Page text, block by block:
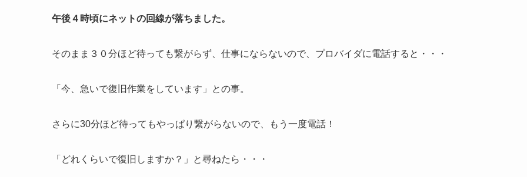
午後４時頃にネットの回線が落ちました。
そのまま３０分ほど待っても繋がらず、仕事にならないので、プロバイダに電話すると・・・
「今、急いで復旧作業をしています」との事。
さらに30分ほど待ってもやっぱり繋がらないので、もう一度電話！
「どれくらいで復旧しますか？」と尋ねたら・・・